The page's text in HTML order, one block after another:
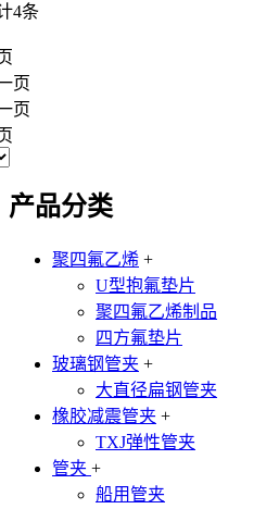
4条
页
页
产品分类
聚四氟乙烯 +
U型抱氟垫片
聚四氟乙烯制品
四方氟垫片
玻璃钢管夹 +
大直径扁钢管夹
橡胶减震管夹 +
TXJ弹性管夹
管夹 +
船用管夹